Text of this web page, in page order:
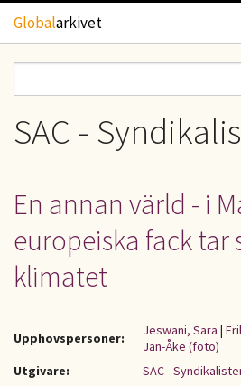
Hoppa till huvudinnehåll
Globalarkivet
TIDSKRIFTER
UPPHOVSRÄTT
OM OSS
SAC -
En annan värld - i
europeiska fack tar
klimatet
Upphovspersoner: Jeswani, Sara |
Jan-Åke (foto)
Utgivare:
SAC -